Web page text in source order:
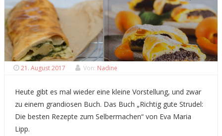
21. August 2017 Von: Nadine
Heute gibt es mal wieder eine kleine Vorstellung, und zwar
zu einem grandiosen Buch. Das Buch „Richtig gute Strudel:
Die besten Rezepte zum Selbermachen“ von Eva Maria
Lipp.